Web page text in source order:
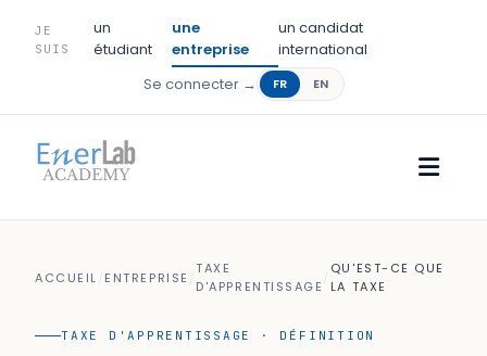
JE
SUIS
un
étudiant
une
entreprise
un candidat
international
Se connecter →
FR EN
ACCUEIL ENTREPRISE
TAXE
D'APPRENTISSAGE
QU'EST-CE QUE
LA TAXE
TAXE D'APPRENTISSAGE · DÉFINITION